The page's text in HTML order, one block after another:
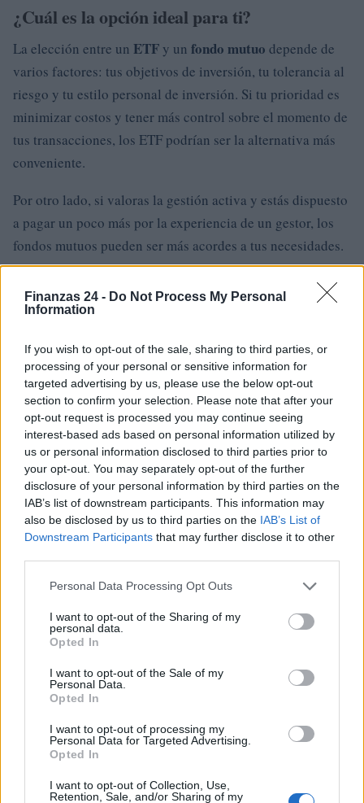
Finanzas 24 - Do Not Process My Personal
Information
If you wish to opt-out of the sale, sharing to third parties, or
processing of your personal or sensitive information for
targeted advertising by us, please use the below opt-out
section to confirm your selection. Please note that after your
opt-out request is processed you may continue seeing
interest-based ads based on personal information utilized by
us or personal information disclosed to third parties prior to
your opt-out. You may separately opt-out of the further
disclosure of your personal information by third parties on the
IAB’s list of downstream participants. This information may
also be disclosed by us to third parties on the IAB’s List of
Downstream Participants that may further disclose it to other
Please note that this website/app uses one or more Google
not limited to your visit or usage behaviour. You may click to
grant or deny consent to Google and its third-party tags to
use your data for below specified purposes in below Google
consent section.
Personal Data Processing Opt Outs
I want to opt-out of the Sharing of my
personal data.
Opted In
I want to opt-out of the Sale of my
Personal Data.
Opted In
I want to opt-out of processing my
Personal Data for Targeted Advertising.
Opted In
I want to opt-out of Collection, Use,
Retention, Sale, and/or Sharing of my
¿Cuál es la opción ideal para ti?
La elección entre un ETF y un fondo mutuo depende de
varios factores: tus objetivos de inversión, tu tolerancia al
riesgo y tu estilo personal de inversión. Si tu prioridad es
minimizar costos y tener más control sobre el momento de
tus transacciones, los ETF podrían ser la alternativa más
conveniente.
Por otro lado, si valoras la gestión activa y estás dispuesto
a pagar un poco más por la experiencia de un gestor, los
fondos mutuos pueden ser más acordes a tus necesidades.
Finalmente, es aconsejable realizar un análisis detallado
de tus objetivos financieros. Considerar la posibilidad de
puede ser una estrategia efectiva para adaptarte mejor a
tus metas específicas.
Staff